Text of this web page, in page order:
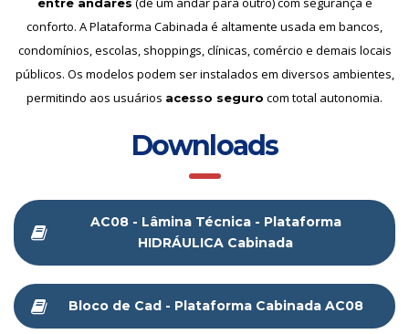
conforto. A Plataforma Cabinada é altamente usada em bancos,
condomínios, escolas, shoppings, clínicas, comércio e demais locais
públicos. Os modelos podem ser instalados em diversos ambientes,
permitindo aos usuários acesso seguro com total autonomia.
Downloads
AC08 - Lâmina Técnica - Plataforma
HIDRÁULICA Cabinada
Bloco de Cad - Plataforma Cabinada AC08